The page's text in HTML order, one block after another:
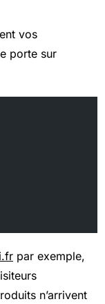
vos
porte sur
par exemple,
n’arrivent